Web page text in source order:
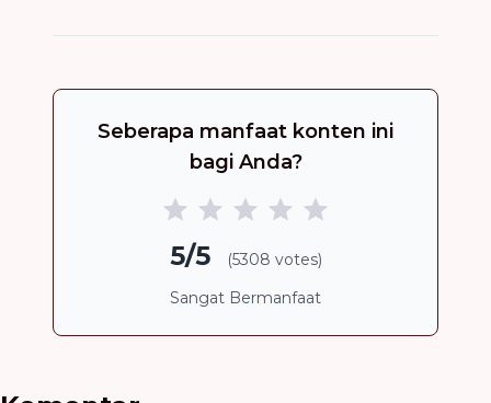
Seberapa manfaat konten ini
bagi Anda?
5/5
(5308 votes)
Sangat Bermanfaat